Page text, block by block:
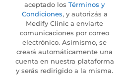
aceptado los Términos y
Condiciones, y autorizás a
Medify Clinic a enviarte
comunicaciones por correo
electrónico. Asimismo, se
creará automáticamente una
cuenta en nuestra plataforma
y serás redirigido a la misma.